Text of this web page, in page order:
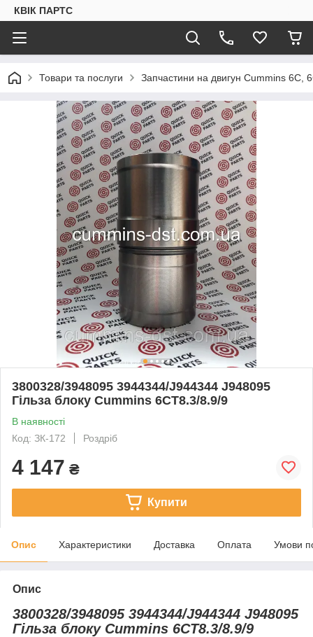
КВІК ПАРТС
Товари та послуги Запчастини на двигун Cummins 6C,
3800328/3948095 3944344/J944344 J948095
Гільза блоку Cummins 6CT8.3/8.9/9
В наявності
Код: ЗК-172
Роздріб
4 147 ₴
Купити
Опис Характеристики Доставка Оплата Умови
Опис
3800328/3948095 3944344/J944344 J948095
Гільза блоку Cummins 6CT8.3/8.9/9